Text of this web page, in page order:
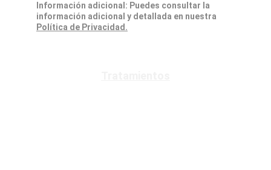
Información adicional: Puedes consultar la
información adicional y detallada en nuestra
Política de Privacidad.